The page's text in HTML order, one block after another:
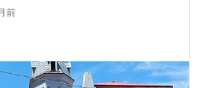
くご紹介し…
前